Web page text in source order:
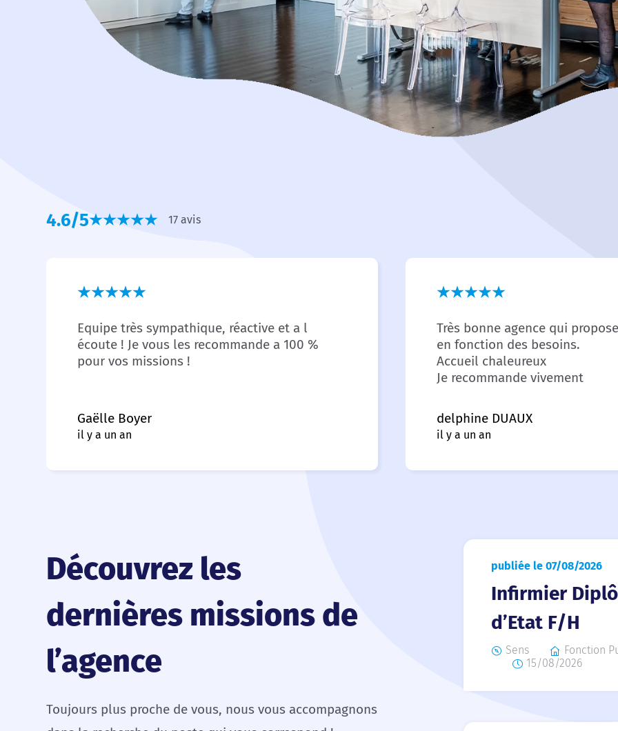
4.6/5 17 avis
Equipe très sympathique, réactive et a l
écoute ! Je vous les recommande a 100 %
pour vos missions !
Gaëlle Boyer
il y a un an
Très bonne agence qui
en fonction des besoins.
Accueil chaleureux
Je recommande vivement
delphine DUAUX
il y a un an
Découvrez les
dernières missions de
l’agence
Toujours plus proche de vous, nous vous accompagnons
publiée le 07/08/2026
Infirmier
d’Etat F/H
Sens
Fonction
15/08/2026